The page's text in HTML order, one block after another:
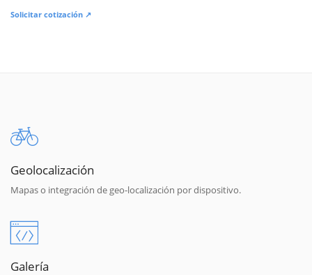
Solicitar cotización ↗
Geolocalización
Mapas o integración de geo-localización por dispositivo.
Galería